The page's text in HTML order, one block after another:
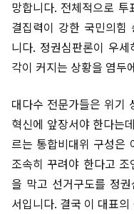
망합니다. 전체적으로
결집력이 강한 국민의힘
니다. 정권심판론이 우
각이 커지는 상황을 염두
대다수 전문가들은 위기
혁신에 앞장서야 한다는
르는 통합비대위 구성은
조속히 꾸려야 한다고
을 막고 선거구도를 정
서입니다. 결국 이 대표